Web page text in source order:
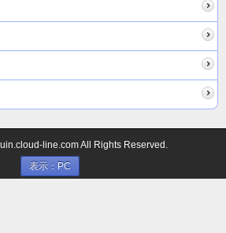
line.com All Rights Reserved.
表示：PC